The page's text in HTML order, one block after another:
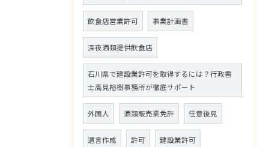
飲食店営業許可 事業計画書
深夜酒類提供飲食店
石川県で建設業許可を取得するには？行政書
士高見裕樹事務所が徹底サポート
外国人 酒類販売業免許 任意後見
遺言作成 許可 建設業許可